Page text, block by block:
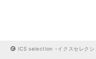
ICS selection -イクスセレクシ